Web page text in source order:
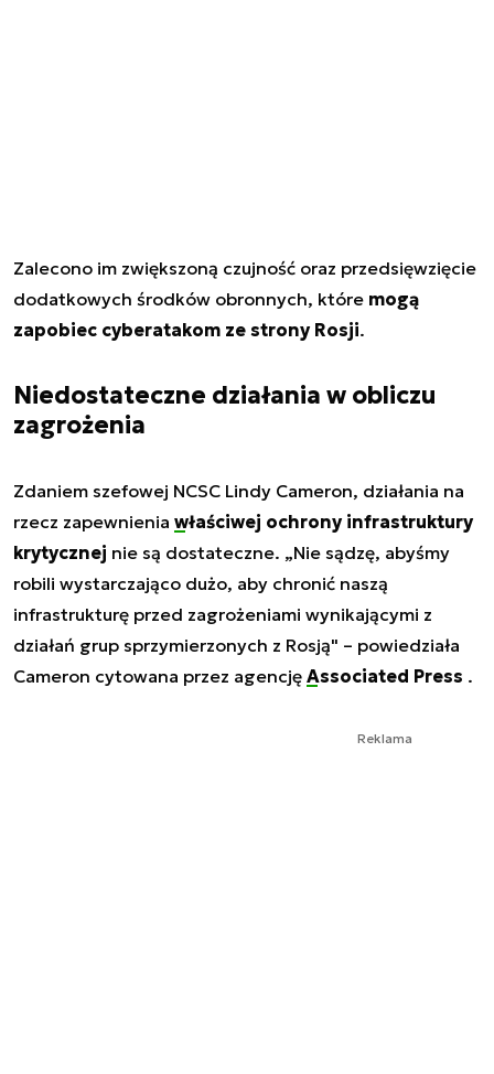
Zalecono im zwiększoną czujność oraz przedsięwzięcie
dodatkowych środków obronnych, które mogą
zapobiec cyberatakom ze strony Rosji.
Niedostateczne działania w obliczu
zagrożenia
Zdaniem szefowej NCSC Lindy Cameron, działania na
rzecz zapewnienia właściwej ochrony infrastruktury
krytycznej nie są dostateczne. „Nie sądzę, abyśmy
robili wystarczająco dużo, aby chronić naszą
infrastrukturę przed zagrożeniami wynikającymi z
działań grup sprzymierzonych z Rosją" – powiedziała
Cameron cytowana przez agencję Associated Press .
Reklama